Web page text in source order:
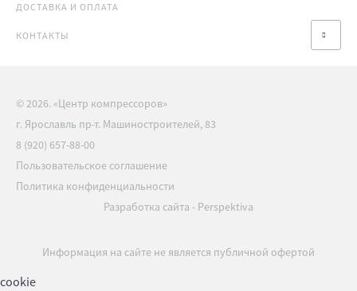
ДОСТАВКА И ОПЛАТА
КОНТАКТЫ
© 2026. «Центр компрессоров»
г. Ярославль пр-т. Машиностроителей, 83
8 (920) 657-88-00
Пользовательское соглашение
Политика конфиденциальности
Разработка сайта - Perspektiva
Информация на сайте не является публичной офертой
cookie